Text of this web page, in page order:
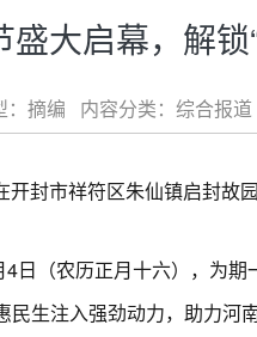
大启幕，解锁
摘编 内容分类：综合报
封市祥符区朱仙镇启封故园
（农历正月十六），为
生注入强劲动力，助力河南